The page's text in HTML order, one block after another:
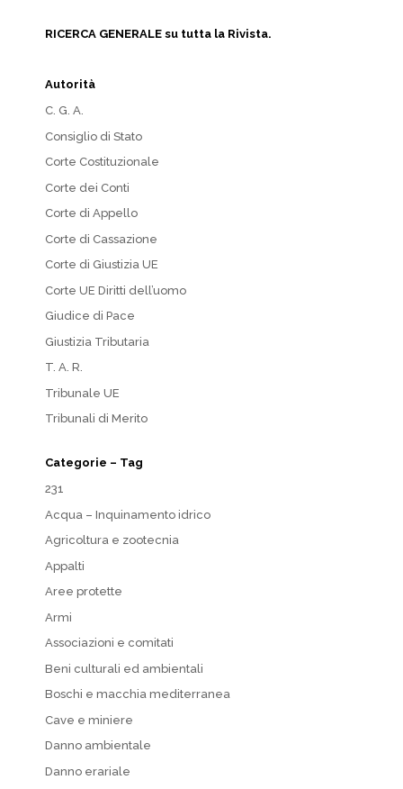
RICERCA GENERALE su tutta la Rivista.
Autorità
C. G. A.
Consiglio di Stato
Corte Costituzionale
Corte dei Conti
Corte di Appello
Corte di Cassazione
Corte di Giustizia UE
Corte UE Diritti dell’uomo
Giudice di Pace
Giustizia Tributaria
T. A. R.
Tribunale UE
Tribunali di Merito
Categorie – Tag
231
Acqua – Inquinamento idrico
Agricoltura e zootecnia
Appalti
Aree protette
Armi
Associazioni e comitati
Beni culturali ed ambientali
Boschi e macchia mediterranea
Cave e miniere
Danno ambientale
Danno erariale